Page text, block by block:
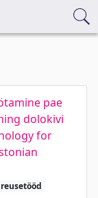
pae
dolokivi
for